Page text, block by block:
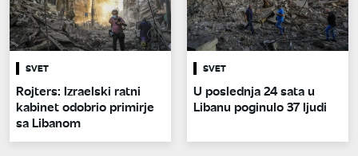
SVET
Rojters: Izraelski ratni
kabinet odobrio primirje
sa Libanom
SVET
U poslednja 24 sata u
Libanu poginulo 37 ljudi